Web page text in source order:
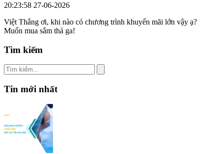
20:23:58 27-06-2026
Việt Thắng ơi, khi nào có chương trình khuyến mãi lớn vậy ạ?
Muốn mua sắm thả ga!
Tìm kiếm
Tin mới nhất